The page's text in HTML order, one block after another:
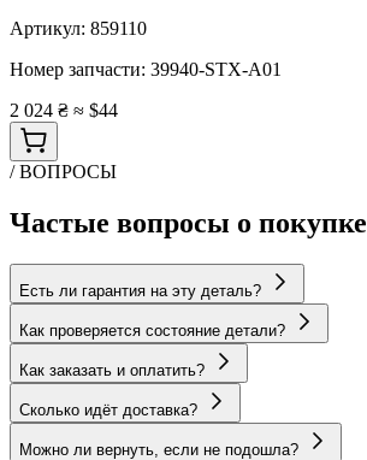
Артикул: 859110
Номер запчасти: 39940-STX-A01
2 024 ₴ ≈ $44
/ ВОПРОСЫ
Частые вопросы о покупке
Есть ли гарантия на эту деталь?
Как проверяется состояние детали?
Как заказать и оплатить?
Сколько идёт доставка?
Можно ли вернуть, если не подошла?